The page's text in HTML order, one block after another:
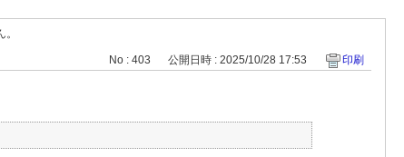
No : 403 公開日時 : 2025/10/28 17:53 印刷